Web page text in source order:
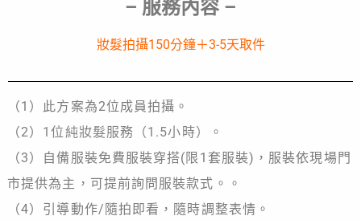
– 服務內容 –
妝髮拍攝150分鐘＋3-5天取件
（1）此方案為2位成員拍攝。
（2） 1位純妝髮服務（1.5小時）。
（3）自備服裝免費服裝穿搭(限1套服裝)，服裝依現場門
市提供為主，可提前詢問服裝款式。。
（4）引導動作/隨拍即看，隨時調整表情。